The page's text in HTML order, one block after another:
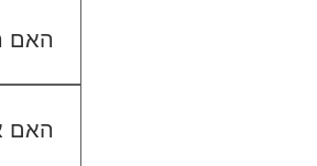
האם
האם